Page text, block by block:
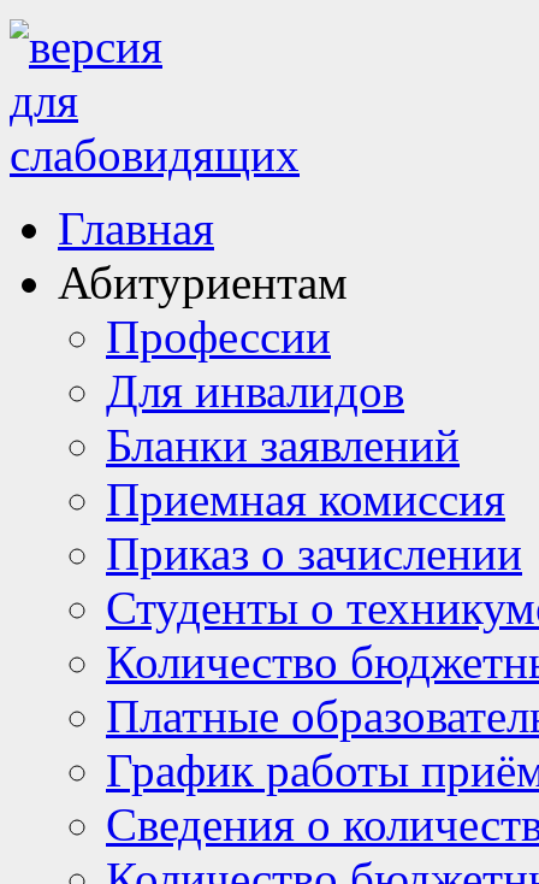
Главная
Абитуриентам
Профессии
Для инвалидов
Бланки заявлений
Приемная комиссия
Приказ о зачислении
Студенты о
Количество
Платные
График работы
Сведения о